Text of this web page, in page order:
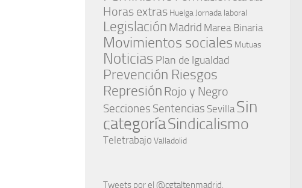
Horas extras Huelga Jornada laboral
Legislación Madrid Marea Binaria
Movimientos sociales Mutuas
Noticias Plan de Igualdad
Prevención Riesgos
Represión Rojo y Negro
Secciones Sentencias Sevilla Sin
categoríaSindicalismo
Teletrabajo Valladolid
Tweets por el @cgtaltenmadrid.